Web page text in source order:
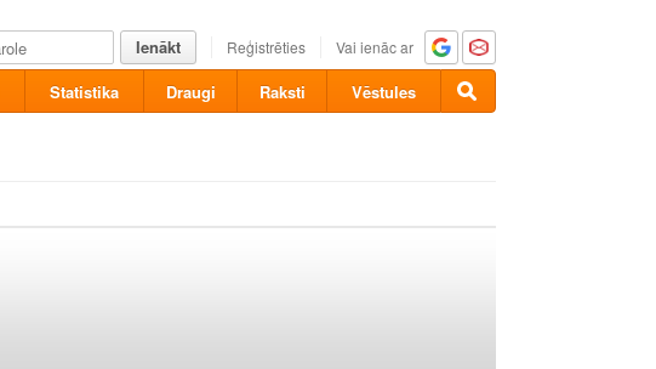
Ienākt Reģistrēties Vai ienāc ar
Statistika Draugi Raksti Vēstules